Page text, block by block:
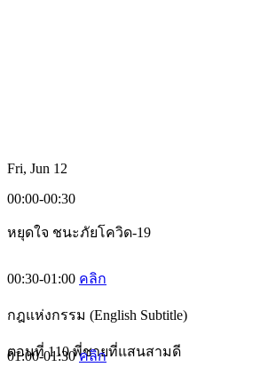
Fri, Jun 12
00:00-00:30
หยุดใจ ชนะภัยโควิด-19
00:30-01:00 คลิก
กฎแห่งกรรม (English Subtitle)
ตอนที่ 110 พี่ชายที่แสนสามดี
01:00-01:30คลิก